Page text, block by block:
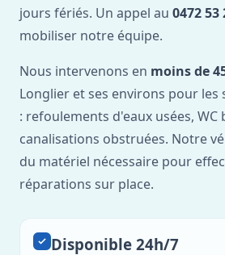
jours fériés. Un appel au 0472 53
mobiliser notre équipe.
Nous intervenons en moins de
Longlier et ses environs pour
: refoulements d'eaux usées, WC
canalisations obstruées. Notre
du matériel nécessaire pour
réparations sur place.
Disponible 24h/7